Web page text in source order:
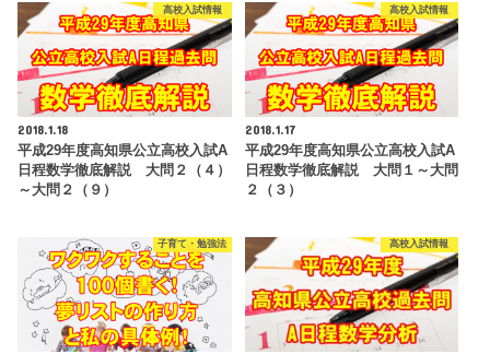
高校入試情報
2018.1.18
平成29年度高知県公立高校入試A
日程数学徹底解説 大問２（４）
～大問２（９）
高校入試情報
2018.1.17
平成29年度高知県公立高校入試A
日程数学徹底解説 大問１～大問
２（３）
子育て・勉強法 高校入試情報